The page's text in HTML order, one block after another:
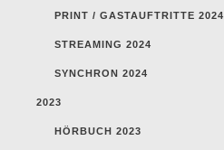
PRINT / GASTAUFTRITTE 2024
STREAMING 2024
SYNCHRON 2024
2023
HÖRBUCH 2023